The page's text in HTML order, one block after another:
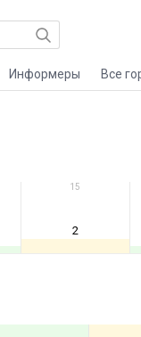
Информеры Все
15
2